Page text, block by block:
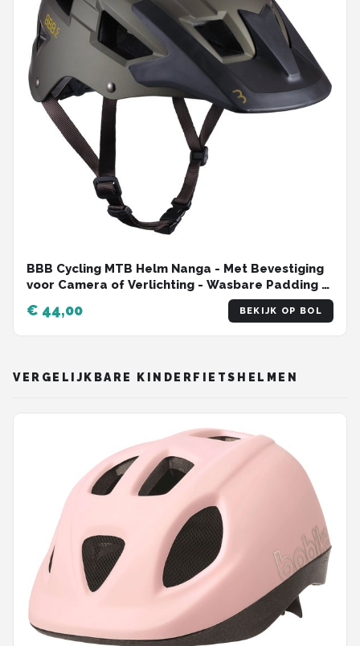
BBB Cycling MTB Helm Nanga - Met Bevestiging
voor Camera of Verlichting - Wasbare Padding -
Fietshelm Volwassenen: Heren & Dames - Mat
Olijf Groen - L - BHE-54
€ 44,00 BEKIJK OP BOL
VERGELIJKBARE KINDERFIETSHELMEN